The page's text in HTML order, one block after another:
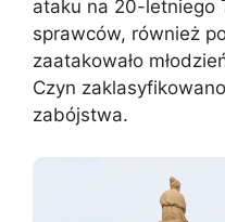
ataku na 20-letniego
sprawców, również
zaatakowało
Czyn
zabójstwa.